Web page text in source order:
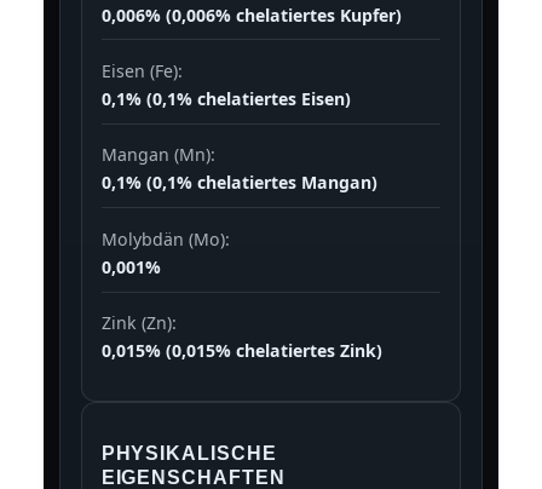
0,006% (0,006% chelatiertes Kupfer)
Eisen (Fe):
0,1% (0,1% chelatiertes Eisen)
Mangan (Mn):
0,1% (0,1% chelatiertes Mangan)
Molybdän (Mo):
0,001%
Zink (Zn):
0,015% (0,015% chelatiertes Zink)
PHYSIKALISCHE
EIGENSCHAFTEN